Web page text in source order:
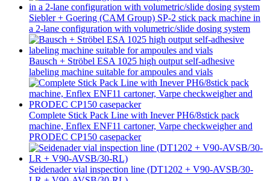
Siebler + Goering (CAM Group) SP-2 stick pack machine in
a 2-lane configuration with volumetric/slide dosing system
Bausch + Ströbel ESA 1025 high output self-adhesive
labeling machine suitable for ampoules and vials
Complete Stick Pack Line with Inever PH6/8stick pack
machine, Enflex ENF11 cartoner, Varpe checkweigher and
PRODEC CP150 casepacker
Seidenader vial inspection line (DT1202 + V90-AVSB/30-